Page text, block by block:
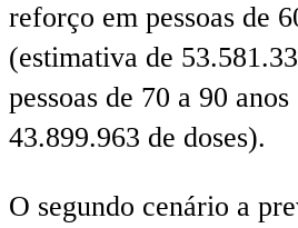
reforço em pessoas de
(estimativa de
pessoas de 70 a 90
43.899.963 de doses).
O segundo cenário a